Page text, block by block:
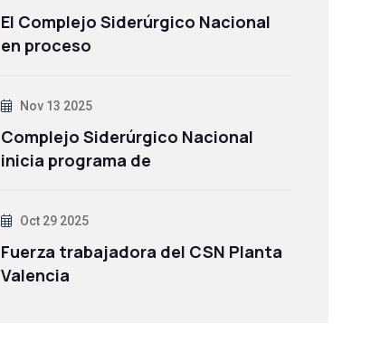
El Complejo Siderúrgico Nacional
en proceso
Nov 13 2025
Complejo Siderúrgico Nacional
inicia programa de
Oct 29 2025
Fuerza trabajadora del CSN Planta
Valencia